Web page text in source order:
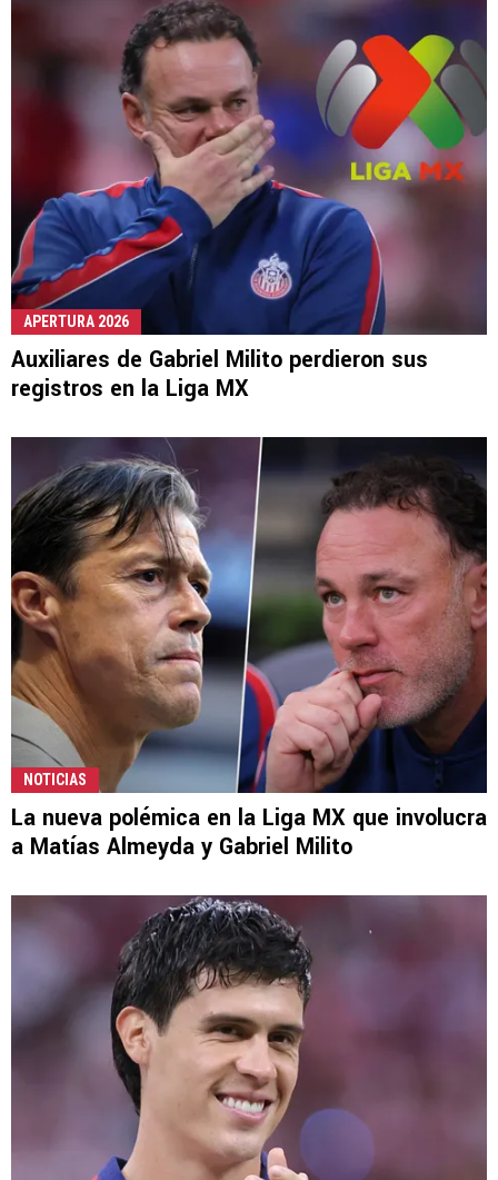
APERTURA 2026
Auxiliares de Gabriel Milito perdieron sus
registros en la Liga MX
NOTICIAS
La nueva polémica en la Liga MX que involucra
a Matías Almeyda y Gabriel Milito